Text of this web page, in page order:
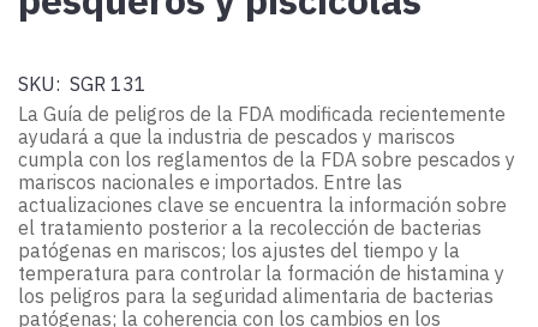
SKU: SGR 131
La Guía de peligros de la FDA modificada recientemente
ayudará a que la industria de pescados y mariscos
cumpla con los reglamentos de la FDA sobre pescados y
mariscos nacionales e importados. Entre las
actualizaciones clave se encuentra la información sobre
el tratamiento posterior a la recolección de bacterias
patógenas en mariscos; los ajustes del tiempo y la
temperatura para controlar la formación de histamina y
los peligros para la seguridad alimentaria de bacterias
patógenas; la coherencia con los cambios en los